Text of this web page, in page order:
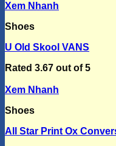
Xem Nhanh
Shoes
U Old Skool VANS
Rated 3.67 out of 5
Xem Nhanh
Shoes
All Star Print Ox